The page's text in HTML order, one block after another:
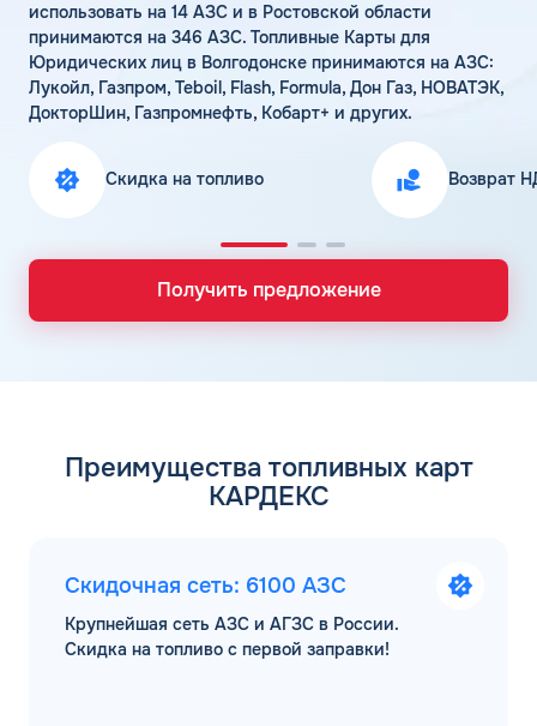
использовать на 14 АЗС и в Ростовской области
принимаются на 346 АЗС. Топливные Карты для
Юридических лиц в Волгодонске принимаются на АЗС:
Лукойл, Газпром, Teboil, Flash, Formula, Дон Газ, НОВАТЭК,
ДокторШин, Газпромнефть, Кобарт+ и других.
Скидка на топливо Возврат
Получить предложение
Преимущества топливных карт
КАРДЕКС
Скидочная сеть: 6100 АЗС
Крупнейшая сеть АЗС и АГЗС в России.
Скидка на топливо с первой заправки!